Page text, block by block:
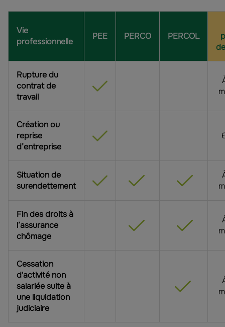
Vie
professionnelle
PEE PERCO PERCOL
Rupture du
contrat de
travail
Création ou
reprise
d’entreprise
Situation de
surendettement
Fin des droits à
l’assurance
chômage
Cessation
d'activité non
salariée suite à
une liquidation
judiciaire